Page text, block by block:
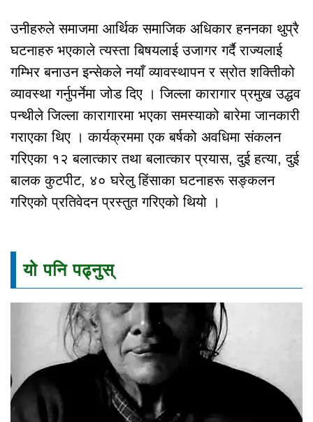
उनीहरुले समाजमा आर्थिक समाजिक अधिकार हननका थुप्रै
घटनाहरु भएकाले त्यस्ता बिषयलाई उजागर गर्दै राज्यलाई
गम्भिर बनाउन इन्सेकले नयाँ व्यावस्थापन र स्रोत शक्तिीको
व्यावस्था गर्नुपर्नेमा जोड दिए । जिल्ला कारागार प्रमुख उद्धव
पन्थीले जिल्ला कारागारमा भएका समस्याको बारेमा जानकारी
गराएका थिए । कार्यक्रममा एक बर्षको अवधिमा संकलन
गरिएका १२ बलात्कार तथा बलात्कार प्रयास, दुई हत्या, दुई
बालक कुटपीट, ४० घरेलु हिंसाका घटनाहरू सङ्कलन
गरिएको प्रतिवेदन प्रस्तुत गरिएको थियो ।
यो पनि पढ्नुस्